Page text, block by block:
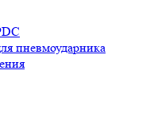
пневмоударника